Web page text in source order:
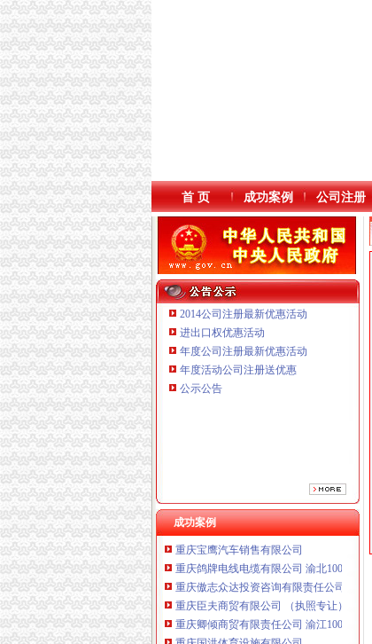
本站导航
首 页 成功案例 公司注册
2014公司注册最新优惠活动
进出口权优惠活动
年度公司注册最新优惠活动
年度活动公司注册送优惠
公示公告
成功案例
重庆鸽牌电线电缆有限公司 渝北10010万 (
重庆傲志众达投资咨询有限责任公司 渝九
重庆臣夫商贸有限公司 （执照专让）
重庆卿倾商贸有限责任公司 渝江100万 （
重庆国洪体育设施有限公司